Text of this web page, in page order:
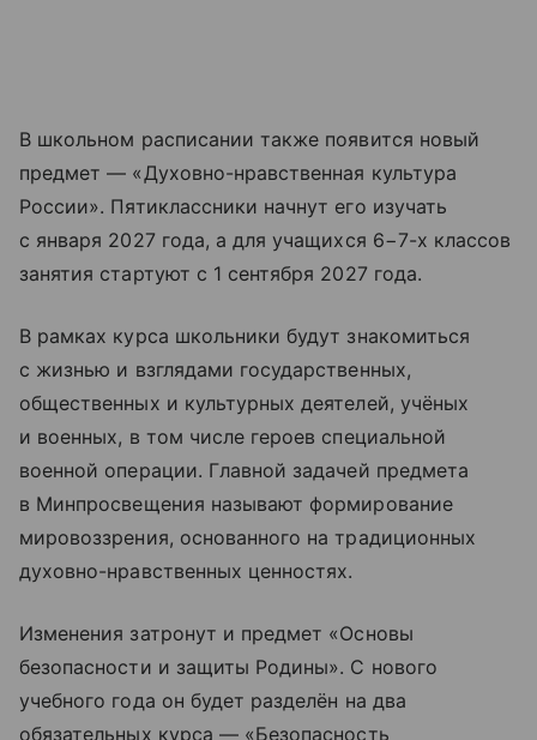
В школьном расписании также появится новый
предмет — «Духовно-нравственная культура
России». Пятиклассники начнут его изучать
с января 2027 года, а для учащихся 6−7-х классов
занятия стартуют с 1 сентября 2027 года.
В рамках курса школьники будут знакомиться
с жизнью и взглядами государственных,
общественных и культурных деятелей, учёных
и военных, в том числе героев специальной
военной операции. Главной задачей предмета
в Минпросвещения называют формирование
мировоззрения, основанного на традиционных
духовно-нравственных ценностях.
Изменения затронут и предмет «Основы
безопасности и защиты Родины». С нового
учебного года он будет разделён на два
обязательных курса — «Безопасность